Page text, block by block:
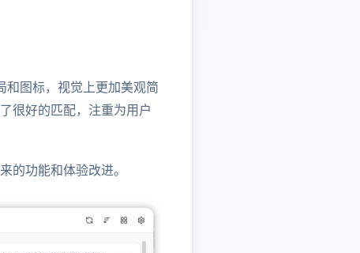
和图标，视觉上更加美观简
很好的匹配，注重为用户
的功能和体验改进。